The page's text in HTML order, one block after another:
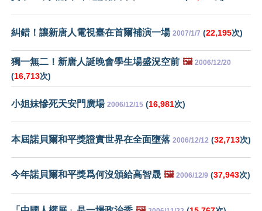
糾錯！讓新唐人電視臺在首爾補演一場 2007/1/7 (22,195次)
獨一無二！新唐人誕晚會學生場盛況空前 🖼️ 2006/12/20
(16,713次)
小姐妹慘死天安門廣場 2006/12/15 (16,981次)
本屆諾貝爾和平獎證實世界在全面墮落 2006/12/12 (32,713次)
今年諾貝爾和平獎爲何沒頒給高智晟 🖼️ 2006/12/9 (37,943次)